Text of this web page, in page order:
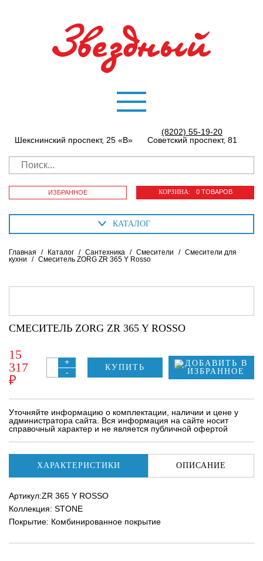
Шекснинский проспект, 25 «В»
(8202) 55-19-20
Советский проспект, 81
ИЗБРАННОЕ КОРЗИНА: 0 ТОВАРОВ
КАТАЛОГ
Главная / Каталог / Сантехника / Смесители / Смесители для
кухни
/ Смеситель ZORG ZR 365 Y Rosso
СМЕСИТЕЛЬ ZORG ZR 365 Y ROSSO
15
317
₽
+
-
КУПИТЬ
Уточняйте информацию о комплектации, наличии и цене у
администратора сайта. Вся информация на сайте носит
справочный характер и не является публичной офертой
ХАРАКТЕРИСТИКИ ОПИСАНИЕ
Артикул:ZR 365 Y ROSSO
Коллекция: STONE
Покрытие: Комбинированное покрытие